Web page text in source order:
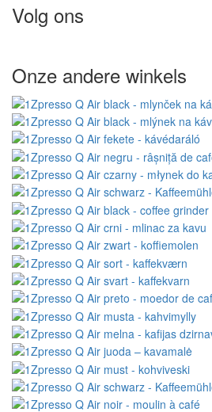
Volg ons
Onze andere winkels